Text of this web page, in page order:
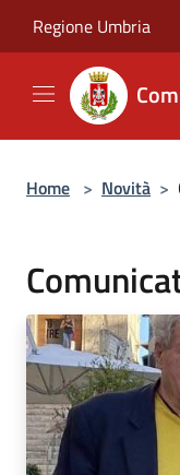
Regione Umbria
Home > Novità >